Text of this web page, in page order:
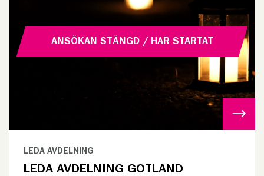
ANSÖKAN STÄNGD / HAR STARTAT
LEDA AVDELNING
LEDA AVDELNING GOTLAND